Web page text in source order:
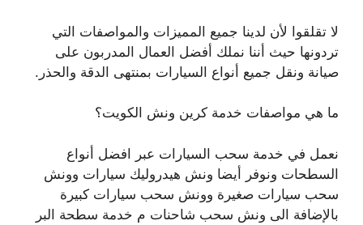
لا تقلقوا لأن لدينا جميع المميزات والمواصفات التي
تردونها حيث أننا نملك أفضل العمال المدربون على
صيانة ونقل جميع أنواع السيارات بمنتهى الدقة والحذر.
ما هي مواصفات خدمة كرين ونش الكويت؟
نعمل في خدمة سحب السيارات عبر افضل أنواع
السطحات ونوفر أيضا ونش هيدروليك سيارات وونش
سحب سيارات صغيرة وونش سحب سيارات كبيرة
بالإضافة الى ونش سحب شاحنات م خدمة سطحة البر